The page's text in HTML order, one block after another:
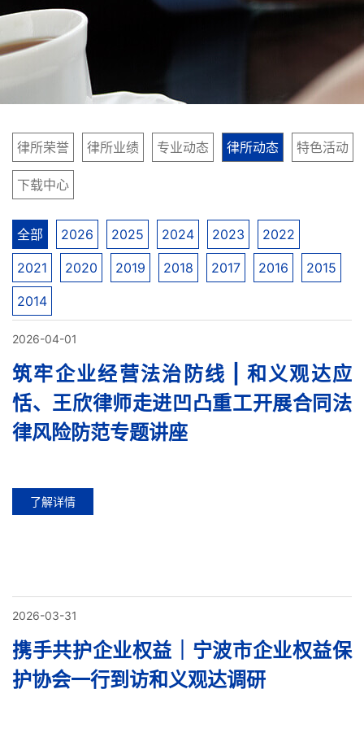
律所荣誉 律所业绩 专业动态 律所动态 特色活动
下载中心
全部 2026 2025 2024 2023 2022
2021 2020 2019 2018 2017 2016 2015
2014
2026-04-01
筑牢企业经营法治防线 | 和义观达应
恬、王欣律师走进凹凸重工开展合同法
律风险防范专题讲座
了解详情
2026-03-31
携手共护企业权益｜宁波市企业权益保
护协会一行到访和义观达调研